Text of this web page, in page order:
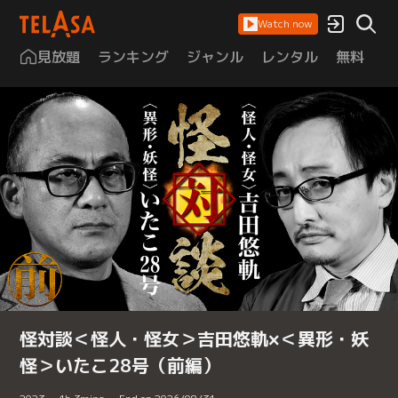
Watch now
見放題 ランキング ジャンル レンタル 無料
怪対談＜怪人・怪女＞吉田悠軌×＜異形・妖
怪＞いたこ28号（前編）